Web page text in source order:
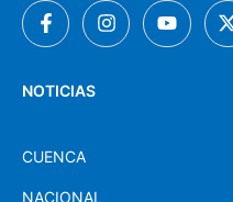
NOTICIAS
CUENCA
NACIONAL